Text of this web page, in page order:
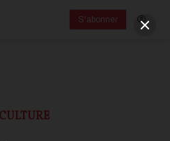
S'abonner
CULTURE